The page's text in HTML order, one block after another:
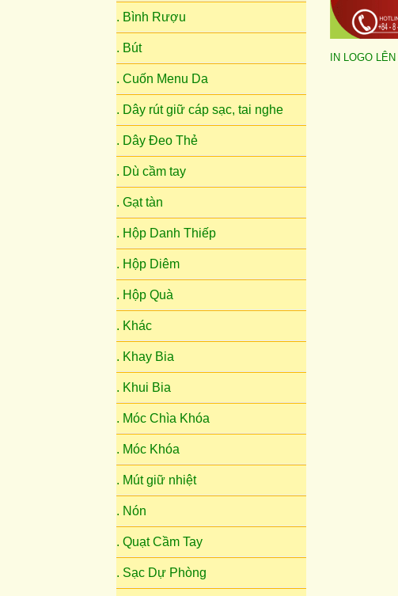
. Bình Rượu
. Bút
. Cuốn Menu Da
. Dây rút giữ cáp sạc, tai nghe
. Dây Đeo Thẻ
. Dù cầm tay
. Gạt tàn
. Hộp Danh Thiếp
. Hộp Diêm
. Hộp Quà
. Khác
. Khay Bia
. Khui Bia
. Móc Chìa Khóa
. Móc Khóa
. Mút giữ nhiệt
. Nón
. Quạt Cầm Tay
. Sạc Dự Phòng
IN LOGO